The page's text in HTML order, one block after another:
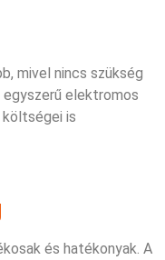
mivel nincs szükség
egyszerű elektromos
is
és hatékonyak. A